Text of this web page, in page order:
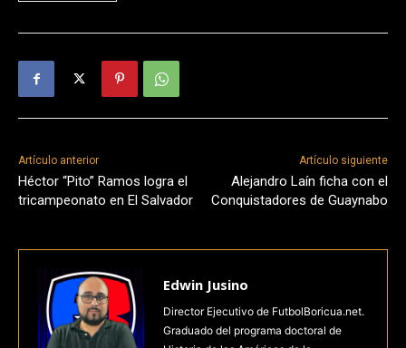
Artículo anterior
Héctor “Pito” Ramos logra el
tricampeonato en El Salvador
Artículo siguiente
Alejandro Laín ficha con el
Conquistadores de Guaynabo
Edwin Jusino
Director Ejecutivo de FutbolBoricua.net.
Graduado del programa doctoral de